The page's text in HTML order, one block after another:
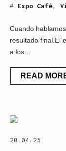
# Expo Café,
Cuando
resultado final.El
a los...
READ
20.04.25